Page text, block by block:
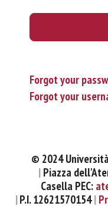
Forgot your
Forgot your
© 2024
Piazza
Casella PEC:
P.I. 12621570154